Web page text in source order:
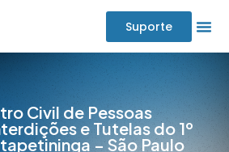
Suporte
Civil de Pessoas
e Tutelas do 1º
– São Paulo